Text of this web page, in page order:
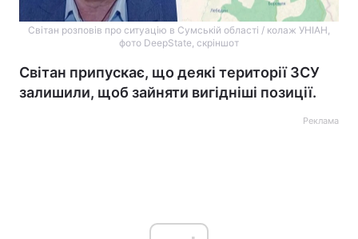
Світан розповів про ситуацію в Сумській області / колаж УНІАН,
фото DeepState, скріншот
Світан припускає, що деякі території ЗСУ
залишили, щоб зайняти вигідніші позиції.
Реклама